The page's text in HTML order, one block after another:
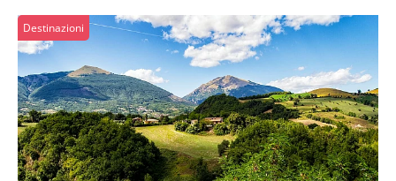
Destinazioni